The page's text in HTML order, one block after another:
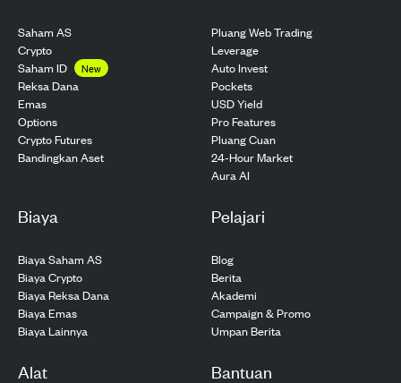
Saham AS
Crypto
Saham ID
New
Reksa Dana
Emas
Options
Crypto Futures
Bandingkan Aset
Pluang Web Trading
Leverage
Auto Invest
Pockets
USD Yield
Pro Features
Pluang Cuan
24-Hour Market
Aura AI
Biaya
Biaya Saham AS
Biaya Crypto
Biaya Reksa Dana
Biaya Emas
Biaya Lainnya
Pelajari
Blog
Berita
Akademi
Campaign & Promo
Umpan Berita
Alat Bantuan